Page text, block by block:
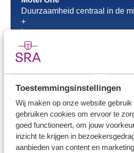
Toestemmingsinstellingen
Wij maken op onze website
gebruiken cookies om ervoor te
goed functioneert, om jouw
inzicht te krijgen in
aanbieden van content en
Duurzaamheid centraal in de
+
Impact: +
Heldere kpi’s (op basis van
+
Transparant en toegankelijk: +
Van der Valk
Duurzaamheid centraal in de
+